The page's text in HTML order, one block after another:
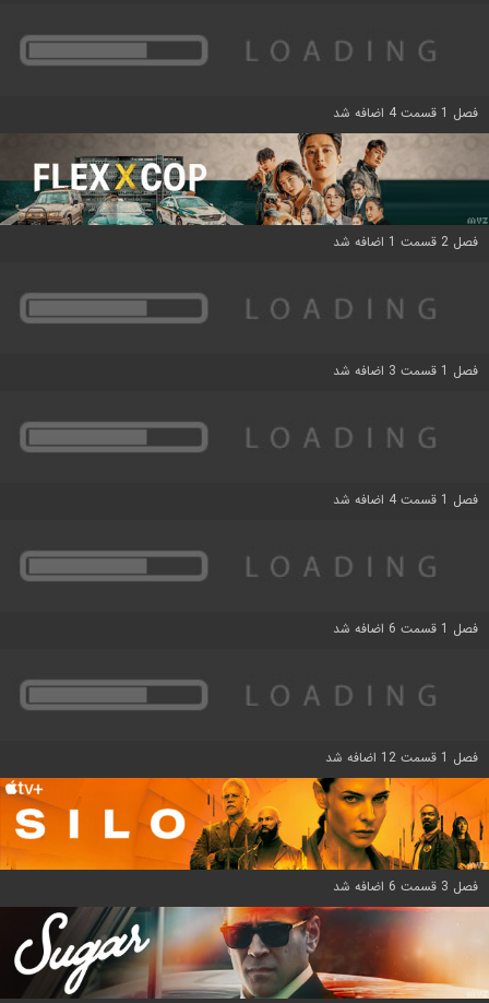
فصل 1 قسمت 4 اضافه شد
فصل 2 قسمت 1 اضافه شد
فصل 1 قسمت 3 اضافه شد
فصل 1 قسمت 4 اضافه شد
فصل 1 قسمت 6 اضافه شد
فصل 1 قسمت 12 اضافه شد
فصل 3 قسمت 6 اضافه شد